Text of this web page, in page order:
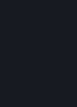
Nezapomeňte, že
.
automaticky
Vám zůstane do
Hardware zakoupený
U hardwaru a
můžete zažádat o